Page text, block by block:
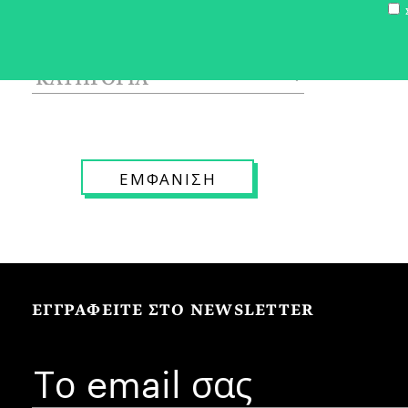
ΕΓΓΡΑΦΕΙΤΕ ΣΤΟ NEWSLETTER